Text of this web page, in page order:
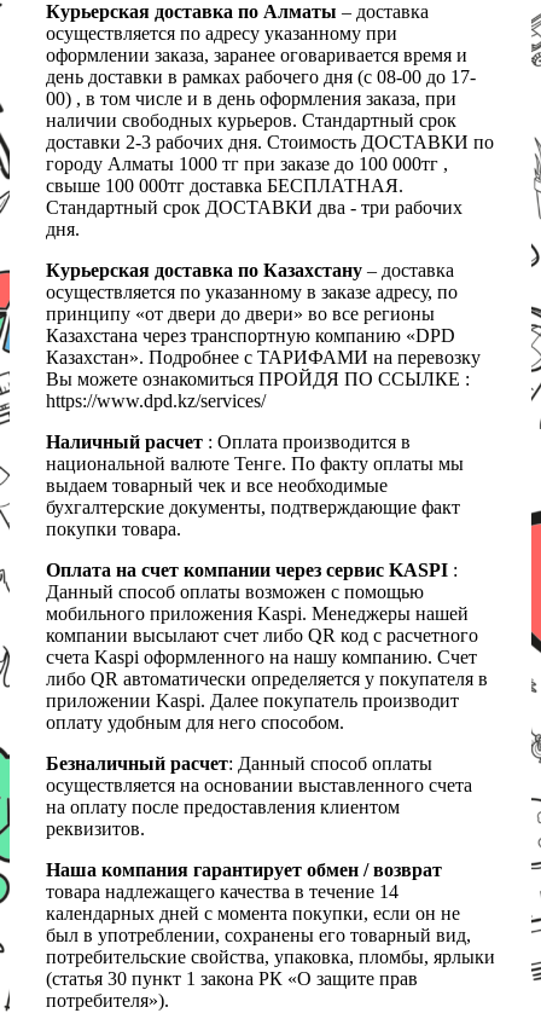
Курьерская доставка по Алматы – доставка
осуществляется по адресу указанному при
оформлении заказа, заранее оговаривается время и
день доставки в рамках рабочего дня (с 08-00 до 17-
00) , в том числе и в день оформления заказа, при
наличии свободных курьеров. Стандартный срок
доставки 2-3 рабочих дня. Стоимость ДОСТАВКИ по
городу Алматы 1000 тг при заказе до 100 000тг ,
свыше 100 000тг доставка БЕСПЛАТНАЯ.
Стандартный срок ДОСТАВКИ два - три рабочих
дня.
Курьерская доставка по Казахстану – доставка
осуществляется по указанному в заказе адресу, по
принципу «от двери до двери» во все регионы
Казахстана через транспортную компанию «DPD
Казахстан». Подробнее с ТАРИФАМИ на перевозку
Вы можете ознакомиться ПРОЙДЯ ПО ССЫЛКЕ :
https://www.dpd.kz/services/
Наличный расчет : Оплата производится в
национальной валюте Тенге. По факту оплаты мы
выдаем товарный чек и все необходимые
бухгалтерские документы, подтверждающие факт
покупки товара.
Оплата на счет компании через сервис KASPI :
Данный способ оплаты возможен с помощью
мобильного приложения Kaspi. Менеджеры нашей
компании высылают счет либо QR код с расчетного
счета Kaspi оформленного на нашу компанию. Счет
либо QR автоматически определяется у покупателя в
приложении Kaspi. Далее покупатель производит
оплату удобным для него способом.
Безналичный расчет: Данный способ оплаты
осуществляется на основании выставленного счета
на оплату после предоставления клиентом
реквизитов.
Наша компания гарантирует обмен / возврат
товара надлежащего качества в течение 14
календарных дней с момента покупки, если он не
был в употреблении, сохранены его товарный вид,
потребительские свойства, упаковка, пломбы, ярлыки
(статья 30 пункт 1 закона РК «О защите прав
потребителя»).